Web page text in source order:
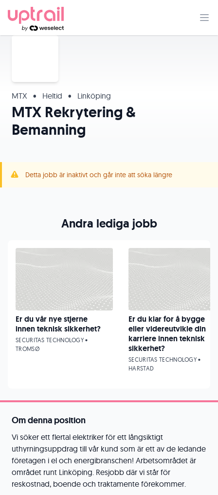
MTX • Heltid • Linköping
MTX Rekrytering &
Bemanning
Detta jobb är inaktivt och går inte att söka längre
Om denna position
Vi söker ett flertal elektriker för ett långsiktigt
uthyrningsuppdrag till vår kund som är ett av de ledande
företagen i el och energibranschen! Arbetsområdet är
området runt Linköping. Resjobb där vi står för
reskostnad, boende och traktamente förekommer.
Andra lediga jobb
Er du vår nye stjerne
innen teknisk sikkerhet?
SECURITAS TECHNOLOGY •
TROMSØ
Er du klar for å bygge
eller videreutvikle din
karriere innen teknisk
sikkerhet?
SECURITAS TECHNOLOGY •
HARSTAD